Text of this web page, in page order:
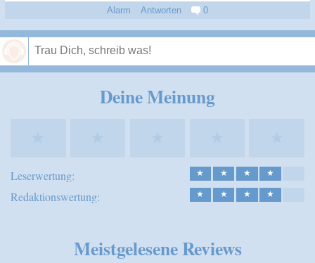
Alarm Antworten 0
Deine Meinung
Leserwertung: ★ ★ ★ ★
Redaktionswertung: ★ ★ ★ ★
Meistgelesene Reviews